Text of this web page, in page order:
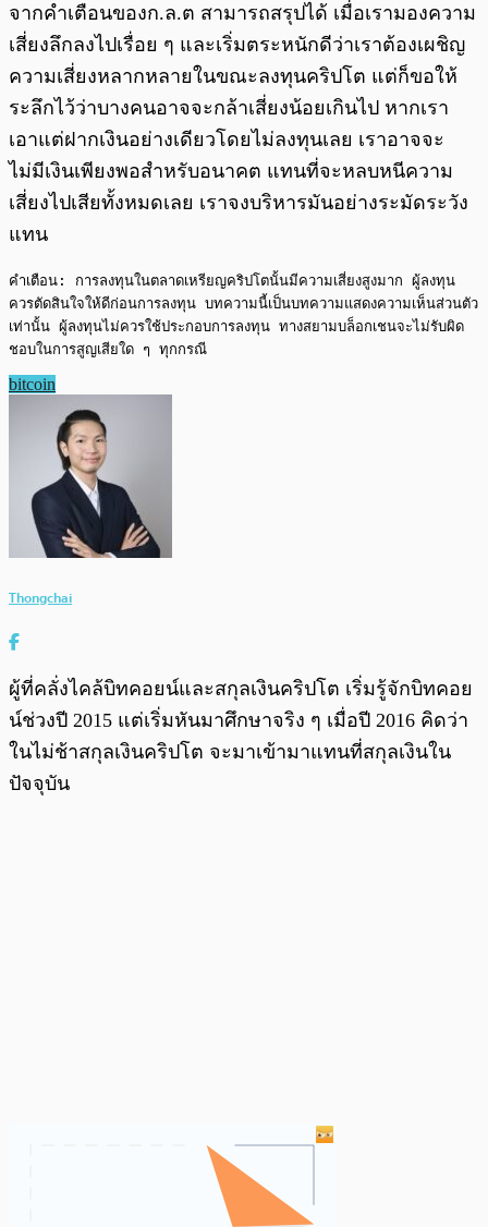
จากคำเตือนของก.ล.ต สามารถสรุปได้ เมื่อเรามองความ
เสี่ยงลึกลงไปเรื่อย ๆ และเริ่มตระหนักดีว่าเราต้องเผชิญ
ความเสี่ยงหลากหลายในขณะลงทุนคริปโต แต่ก็ขอให้
ระลึกไว้ว่าบางคนอาจจะกล้าเสี่ยงน้อยเกินไป หากเรา
เอาแต่ฝากเงินอย่างเดียวโดยไม่ลงทุนเลย เราอาจจะ
ไม่มีเงินเพียงพอสำหรับอนาคต แทนที่จะหลบหนีความ
เสี่ยงไปเสียทั้งหมดเลย เราจงบริหารมันอย่างระมัดระวัง
แทน
คำเตือน: การลงทุนในตลาดเหรียญคริปโตนั้นมีความเสี่ยงสูงมาก ผู้ลงทุน
ควรตัดสินใจให้ดีก่อนการลงทุน บทความนี้เป็นบทความแสดงความเห็นส่วนตัว
เท่านั้น ผู้ลงทุนไม่ควรใช้ประกอบการลงทุน ทางสยามบล็อกเชนจะไม่รับผิด
ชอบในการสูญเสียใด ๆ ทุกกรณี
bitcoin
Thongchai
ผู้ที่คลั่งไคล้บิทคอยน์และสกุลเงินคริปโต เริ่มรู้จักบิทคอย
น์ช่วงปี 2015 แต่เริ่มหันมาศึกษาจริง ๆ เมื่อปี 2016 คิดว่า
ในไม่ช้าสกุลเงินคริปโต จะมาเข้ามาแทนที่สกุลเงินใน
ปัจจุบัน